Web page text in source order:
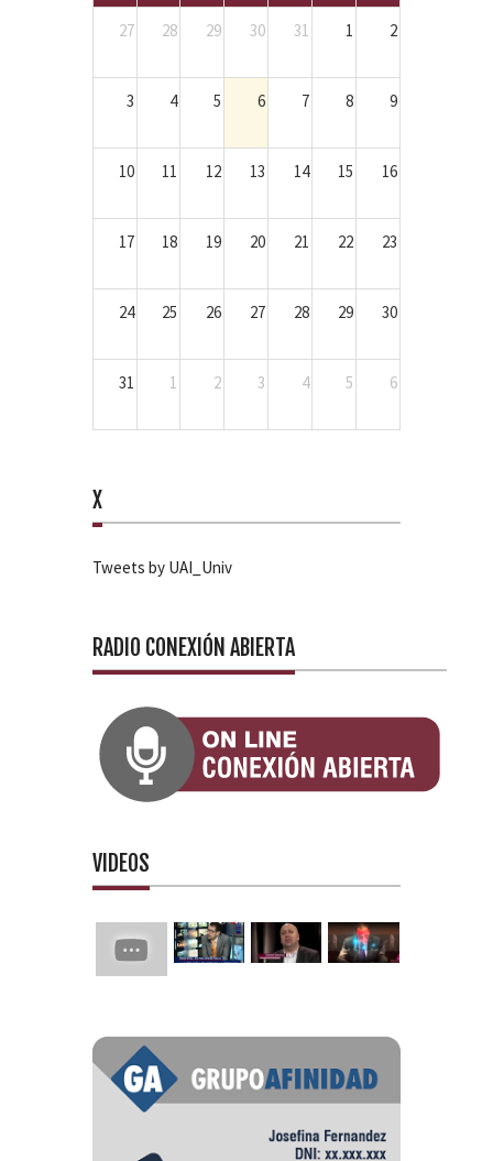
27 28 29 30 31 1 2
3 4 5 6 7 8 9
10 11 12 13 14 15 16
17 18 19 20 21 22 23
24 25 26 27 28 29 30
31 1 2 3 4 5 6
X
Tweets by UAI_Univ
RADIO CONEXIÓN ABIERTA
VIDEOS